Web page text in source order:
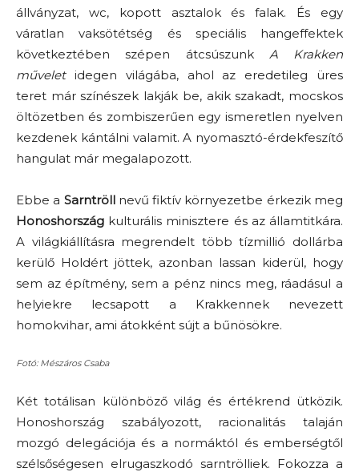
állványzat, wc, kopott asztalok és falak. És egy
váratlan vaksötétség és speciális hangeffektek
következtében szépen átcsúszunk A Krakken
műveletidegen világába, ahol az eredetileg üres
teret már színészek lakják be, akik szakadt, mocskos
öltözetben és zombiszerűen egy ismeretlen nyelven
kezdenek kántálni valamit. A nyomasztó-érdekfeszítő
hangulat már megalapozott.
Ebbe a Sarntröllnevű fiktív környezetbe érkezik meg
Honoshország kulturális minisztere és az államtitkára.
A világkiállításra megrendelt több tízmillió dollárba
kerülő Holdért jöttek, azonban lassan kiderül, hogy
sem az építmény, sem a pénz nincs meg, ráadásul a
helyiekre lecsapott a Krakkennek nevezett
homokvihar, ami átokként sújt a bűnösökre.
Fotó: Mészáros Csaba
Két totálisan különböző világ és értékrend ütközik.
Honoshország szabályozott, racionalitás talaján
mozgó delegációja és a normáktól és emberségtől
szélsőségesen elrugaszkodó sarntrölliek. Fokozza a